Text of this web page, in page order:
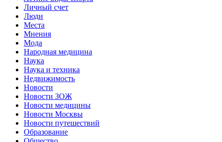
Личный счет
Люди
Места
Мнения
Мода
Народная медицина
Наука
Наука и техника
Недвижимость
Новости
Новости ЗОЖ
Новости медицины
Новости Москвы
Новости путешествий
Образование